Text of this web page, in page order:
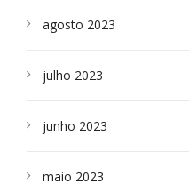
agosto 2023
julho 2023
junho 2023
maio 2023